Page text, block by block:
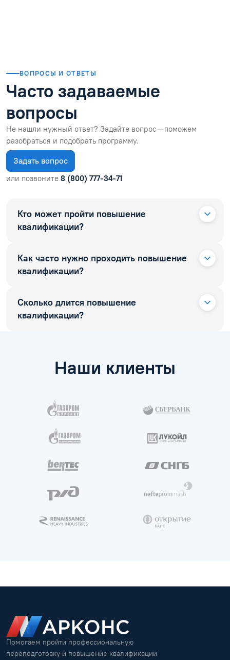
ВОПРОСЫ И ОТВЕТЫ
Часто задаваемые
вопросы
Не нашли нужный ответ? Задайте вопрос — поможем
разобраться и подобрать программу.
Задать вопрос
или позвоните 8 (800) 777-34-71
Кто может пройти повышение
квалификации?
Как часто нужно проходить повышение
квалификации?
Сколько длится повышение
квалификации?
Наши клиенты
Помогаем пройти профессиональную
переподготовку и повышение квалификации